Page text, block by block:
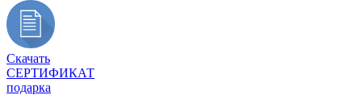
Скачать
СЕРТИФИКАТ
подарка